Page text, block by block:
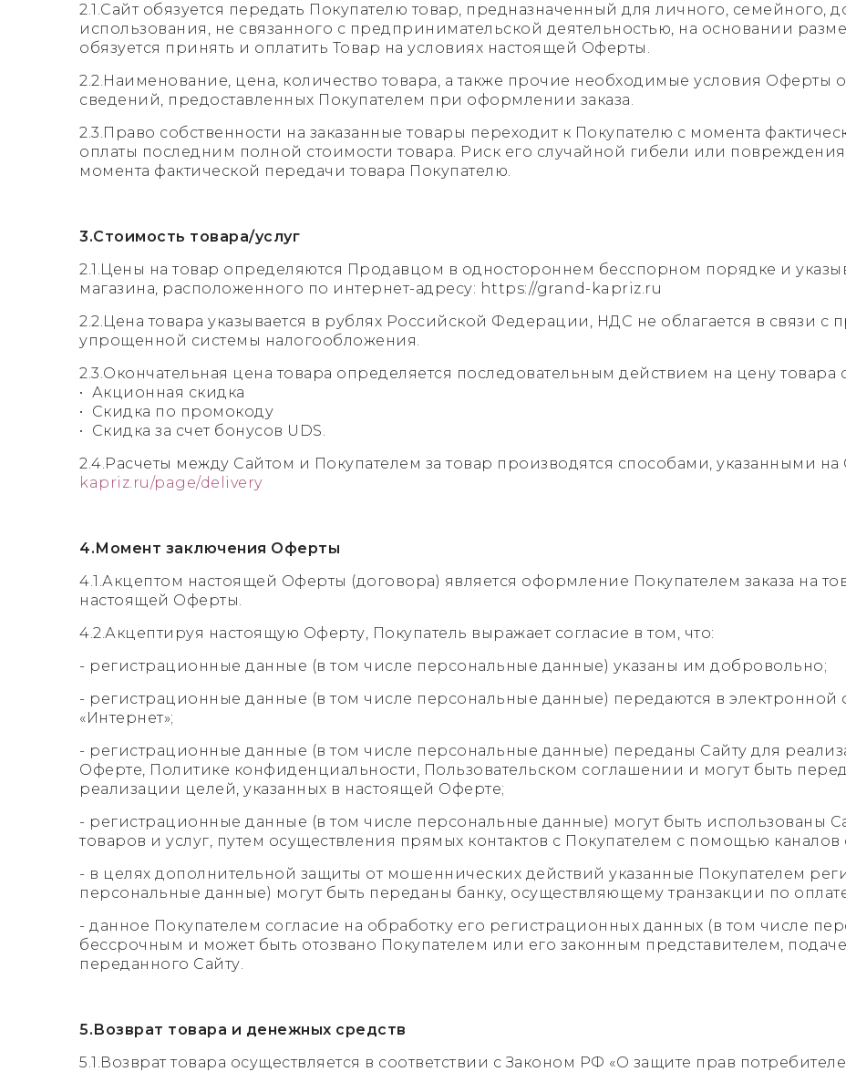
2.1.Сайт обязуется передать Покупателю товар, предназначенный для личного, семейного,
использования, не связанного с предпринимательской деятельностью, на основании
обязуется принять и оплатить Товар на условиях настоящей Оферты.
2.2.Наименование, цена, количество товара, а также прочие необходимые условия Оферты
сведений, предоставленных Покупателем при оформлении заказа.
2.3.Право собственности на заказанные товары переходит к Покупателю с момента
оплаты последним полной стоимости товара. Риск его случайной гибели или
момента фактической передачи товара Покупателю.
3.Стоимость товара/услуг
2.1.Цены на товар определяются Продавцом в одностороннем бесспорном порядке и
магазина, расположенного по интернет-адресу: https://grand-kapriz.ru
2.2.Цена товара указывается в рублях Российской Федерации, НДС не облагается в связи
упрощенной системы налогообложения.
2.3.Окончательная цена товара определяется последовательным действием на цену
• Акционная скидка
• Скидка по промокоду
• Скидка за счет бонусов UDS.
2.4.Расчеты между Сайтом и Покупателем за товар производятся способами, указанными на
kapriz.ru/page/delivery
4.Момент заключения Оферты
4.1.Акцептом настоящей Оферты (договора) является оформление Покупателем заказа на
настоящей Оферты.
4.2.Акцептируя настоящую Оферту, Покупатель выражает согласие в том, что:
- регистрационные данные (в том числе персональные данные) указаны им добровольно;
- регистрационные данные (в том числе персональные данные) передаются в электронной
«Интернет»;
- регистрационные данные (в том числе персональные данные) переданы Сайту для
Оферте, Политике конфиденциальности, Пользовательском соглашении и могут быть
реализации целей, указанных в настоящей Оферте;
- регистрационные данные (в том числе персональные данные) могут быть использованы
товаров и услуг, путем осуществления прямых контактов с Покупателем с помощью каналов
- в целях дополнительной защиты от мошеннических действий указанные Покупателем
персональные данные) могут быть переданы банку, осуществляющему транзакции по
- данное Покупателем согласие на обработку его регистрационных данных (в том числе
бессрочным и может быть отозвано Покупателем или его законным представителем,
переданного Сайту.
5.Возврат товара и денежных средств
5.1.Возврат товара осуществляется в соответствии с Законом РФ «О защите прав